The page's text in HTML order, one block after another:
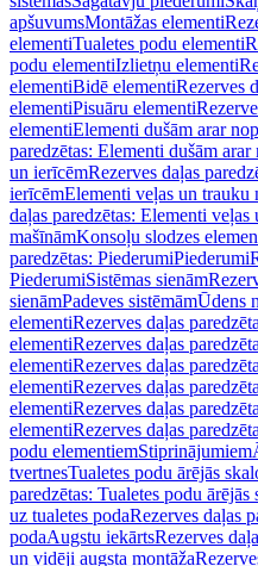
apšuvumsMontāžas elementi
elementiTualetes podu elementi
podu elementiIzlietņu elementi
elementiBidē elementiRezerves
elementiPisuāru elementi
elementiElementi dušām arar
paredzētas: Elementi dušām arar
un ierīcēmRezerves daļas
ierīcēmElementi veļas un trauku
daļas paredzētas: Elementi
mašīnāmKonsoļu slodzes
paredzētas: PiederumiPiederumi
PiederumiSistēmas sienām
sienāmPadeves sistēmāmŪdens
elementiRezerves daļas
elementiRezerves daļas
elementiRezerves daļas
elementiRezerves daļas
elementiRezerves daļas
elementiRezerves daļas
podu elementiemStiprinājumiem
tvertnesTualetes podu ārējās
paredzētas: Tualetes podu
uz tualetes podaRezerves daļas
podaAugstu iekārtsRezerves
un vidēji augsta montāža